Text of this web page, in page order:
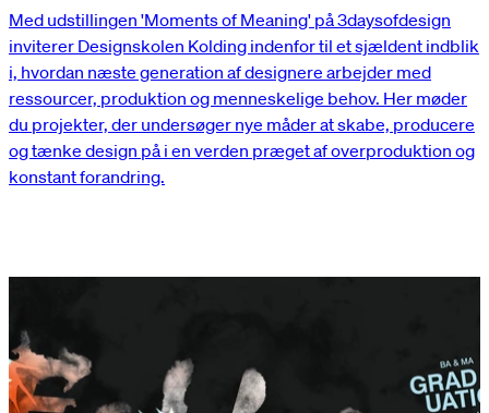
Med udstillingen 'Moments of Meaning' på 3daysofdesign
inviterer Designskolen Kolding indenfor til et sjældent indblik
i, hvordan næste generation af designere arbejder med
ressourcer, produktion og menneskelige behov. Her møder
du projekter, der undersøger nye måder at skabe, producere
og tænke design på i en verden præget af overproduktion og
konstant forandring.